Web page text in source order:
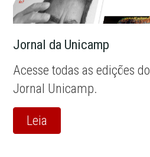
Jornal da Unicamp
Acesse todas as edições do
Jornal Unicamp.
Leia